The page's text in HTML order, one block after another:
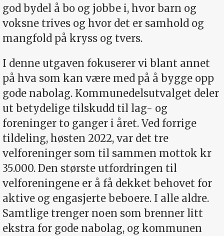
god bydel å bo og jobbe i, hvor barn og
voksne trives og hvor det er samhold og
mangfold på kryss og tvers.
I denne utgaven fokuserer vi blant annet
på hva som kan være med på å bygge opp
gode nabolag. Kommunedelsutvalget deler
ut betydelige tilskudd til lag- og
foreninger to ganger i året. Ved forrige
tildeling, høsten 2022, var det tre
velforeninger som til sammen mottok kr
35.000. Den største utfordringen til
velforeningene er å få dekket behovet for
aktive og engasjerte beboere. I alle aldre.
Samtlige trenger noen som brenner litt
ekstra for gode nabolag, og kommunen